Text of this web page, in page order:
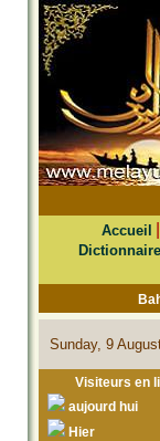
Accueil
Sunday, 9
Visiteurs en
aujourd hui
Hier